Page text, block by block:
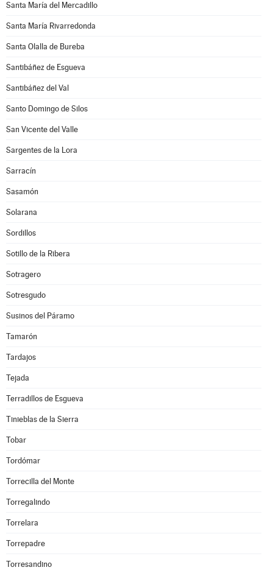
Santa María del Mercadillo
Santa María Rivarredonda
Santa Olalla de Bureba
Santibáñez de Esgueva
Santibáñez del Val
Santo Domingo de Silos
San Vicente del Valle
Sargentes de la Lora
Sarracín
Sasamón
Solarana
Sordillos
Sotillo de la Ribera
Sotragero
Sotresgudo
Susinos del Páramo
Tamarón
Tardajos
Tejada
Terradillos de Esgueva
Tinieblas de la Sierra
Tobar
Tordómar
Torrecilla del Monte
Torregalindo
Torrelara
Torrepadre
Torresandino